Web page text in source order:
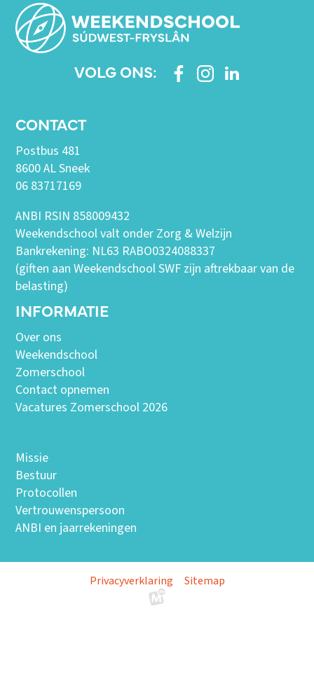
VOLG ONS:
CONTACT
Postbus 481
8600 AL Sneek
06 83717169
ANBI RSIN 858009432
Weekendschool valt onder Zorg & Welzijn
Bankrekening: NL63 RABO0324088337
(giften aan Weekendschool SWF zijn aftrekbaar van de
belasting)
INFORMATIE
Over ons
Weekendschool
Zomerschool
Contact opnemen
Vacatures Zomerschool 2026
Missie
Bestuur
Protocollen
Vertrouwenspersoon
ANBI en jaarrekeningen
Privacyverklaring Sitemap